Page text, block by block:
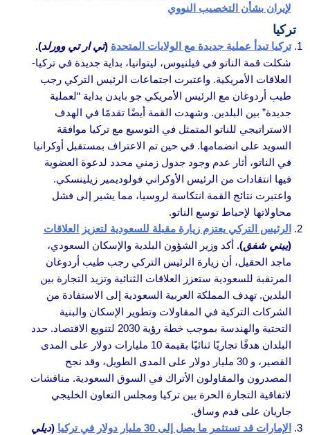
لإيران بشأن التخصيب النووي
تركيا
تركيا تبدأ عملية جديدة مع الولايات المتحدة (تي ار تي وورلد).
شكلت قمة الناتو في فيلنيوس، ليتوانيا، بداية جديدة في تركيا-
العلاقات الأمريكية. واعتبرت اجتماعات الرئيس التركي رجب
طيب أردوغان مع الرئيس الأمريكي جو بايدن بداية “لعملية
جديدة” بين البلدين. وشهدت القمة أيضًا تقدمًا في الهدف
الاستراتيجي للناتو المتمثل في التوسيع مع تركيا موافقة
السويد على انضمامها. في حين تم الاعتراف بمستقبل أوكرانيا
في الناتو، أثار عدم وجود جدول زمني محدد لدعوة العضوية
فيها انتقادات من الرئيس الأوكراني فولوديمير زيلينسكي.
واعتبرت نتائج القمة انتكاسة لروسيا، مما يشير إلى فشل
محاولاتها لإحباط توسع الناتو.
الرئيس التركي يعتزم زيارة مقبلة للسعودية لتعزيز العلاقات
(ييني شفق). أكد وزير الشؤون البلدية والإسكان السعودي،
ماجد الحقيل، أن زيارة الرئيس التركي رجب طيب أردوغان
المرتقبة للسعودية ستعزز العلاقات الثنائية وتزيد التجارة بين
البلدين. تهدف المملكة العربية السعودية إلى الاستفادة من
الشركات التركية في المقاولات وتطوير الإسكان والبنية
التحتية والهندسة بموجب خطة رؤية 2030 لتنويع الاقتصاد. حدد
البلدان هدفًا تجاريًا ثنائيًا بقيمة 10 مليارات دولار على المدى
القصير، و 30 مليار دولار على المدى الطويل، وقد نجح
المصدرون والمقاولون الأتراك في السوق السعودية. مناقشات
لاتفاقية التجارة الحرة بين تركيا ومجلس التعاون الخليجي
جاريان على قدم وساق.
الإمارات قد تستثمر ما يصل إلى 30 مليار دولار في تركيا
(ديلي